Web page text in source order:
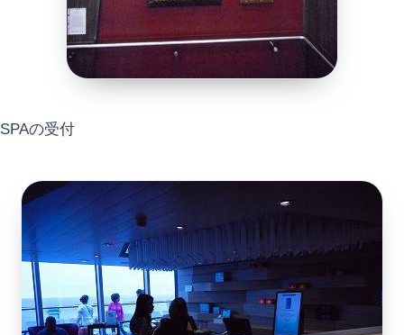
SPAの受付